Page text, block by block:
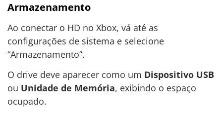
Armazenamento
Ao conectar o HD no Xbox, vá até as
configurações de sistema e selecione
“Armazenamento”.
O drive deve aparecer como um Dispositivo USB
ou Unidade de Memória, exibindo o espaço
ocupado.